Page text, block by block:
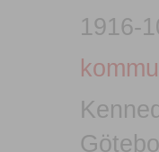
1916-